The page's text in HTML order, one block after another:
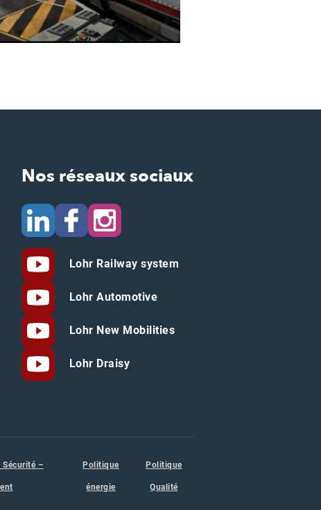
Nos réseaux sociaux
Lohr Railway system
Lohr Automotive
Lohr New Mobilities
Lohr Draisy
– Politique
énergie
Politique
Qualité